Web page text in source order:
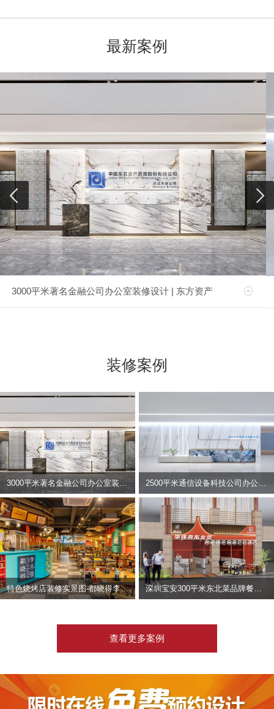
最新案例
3000平米著名金融公司办公室装修设计 | 东方资产
装修案例
2500平米通信设备科技公司办公室设计 | 宇泰科技
特色烧烤店装修实景图-都晓得李不管
查看更多案例